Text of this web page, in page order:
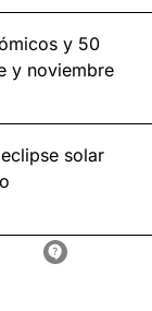
y 50
y noviembre
solar